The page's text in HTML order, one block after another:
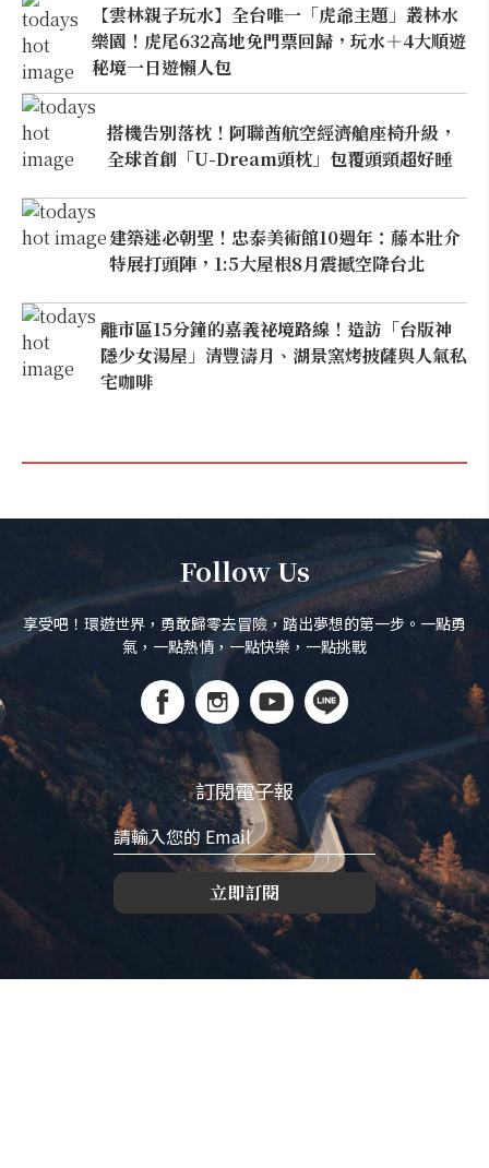
【雲林親子玩水】全台唯一「虎爺主題」叢林水
樂園！虎尾632高地免門票回歸，玩水＋4大順遊
秘境一日遊懶人包
搭機告別落枕！阿聯酋航空經濟艙座椅升級，
全球首創「U-Dream頭枕」包覆頭頸超好睡
建築迷必朝聖！忠泰美術館10週年：藤本壯介
特展打頭陣，1:5大屋根8月震撼空降台北
離市區15分鐘的嘉義祕境路線！造訪「台版神
隱少女湯屋」清豐濤月、湖景窯烤披薩與人氣私
宅咖啡
Follow Us
享受吧！環遊世界，勇敢歸零去冒險，踏出夢想的第一步。一點勇
氣，一點熱情，一點快樂，一點挑戰
訂閱電子報
立即訂閱